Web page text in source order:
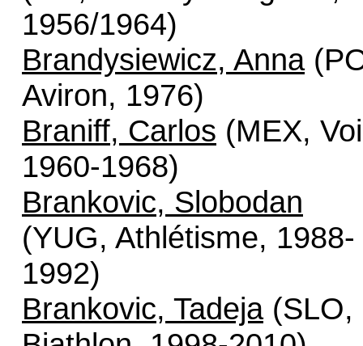
1956/1964)
Brandysiewicz, Anna
Aviron, 1976)
Braniff, Carlos (MEX,
1960-1968)
Brankovic, Slobodan
(YUG, Athlétisme, 1988-
1992)
Brankovic, Tadeja(SLO,